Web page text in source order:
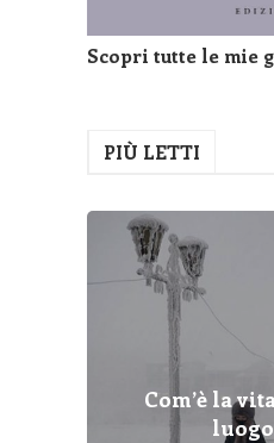
Scopri tutte le mie
PIÙ LETTI
Com’è la